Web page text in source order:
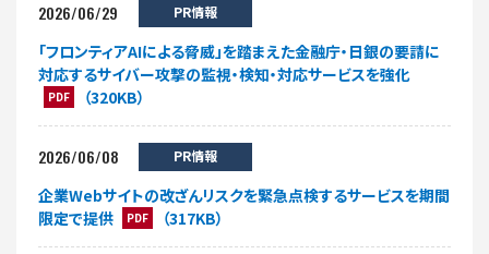
2026/06/29 PR情報
「フロンティアAIによる脅威」を踏まえた金融庁・日銀の要請に
対応するサイバー攻撃の監視・検知・対応サービスを強化
PDF （320KB）
2026/06/08 PR情報
企業Webサイトの改ざんリスクを緊急点検するサービスを期間
限定で提供
PDF （317KB）